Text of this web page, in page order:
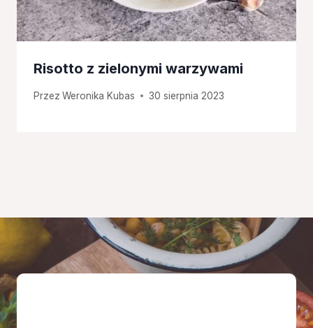
Risotto z zielonymi warzywami
Przez Weronika Kubas 30 sierpnia 2023